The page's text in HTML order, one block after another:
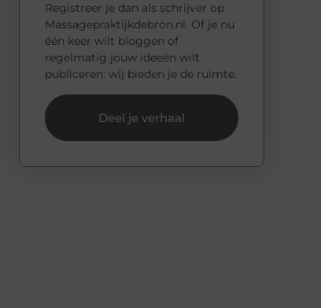
Registreer je dan als schrijver op
Massagepraktijkdebron.nl. Of je nu
één keer wilt bloggen of
regelmatig jouw ideeën wilt
publiceren: wij bieden je de ruimte.
Deel je verhaal